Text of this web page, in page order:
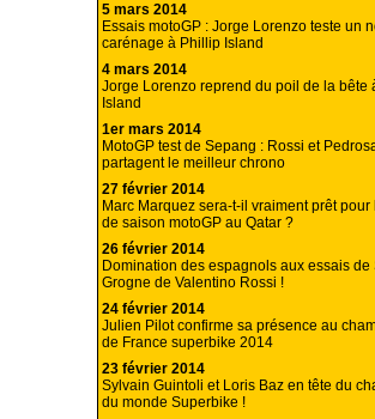
5 mars 2014
Essais motoGP : Jorge Lorenzo teste un
carénage à Phillip Island
4 mars 2014
Jorge Lorenzo reprend du poil de la bête
Island
1er mars 2014
MotoGP test de Sepang : Rossi et
partagent le meilleur chrono
27 février 2014
Marc Marquez sera-t-il vraiment prêt pour
de saison motoGP au Qatar ?
26 février 2014
Domination des espagnols aux essais de
Grogne de Valentino Rossi !
24 février 2014
Julien Pilot confirme sa présence au
de France superbike 2014
23 février 2014
Sylvain Guintoli et Loris Baz en tête du
du monde Superbike !